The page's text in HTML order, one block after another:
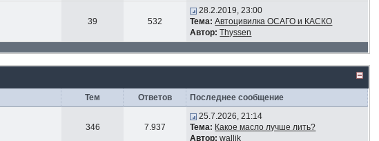
39 532
28.2.2019, 23:00
Тема: Автоцивилка ОСАГО и КАСКО
Автор: Thyssen
Тем Ответов Последнее сообщение
346 7.937
25.7.2026, 21:14
Тема: Какое масло лучше лить?
Автор: wallik